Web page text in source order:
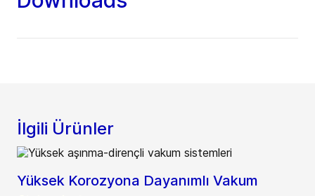
İlgili Ürünler
Yüksek Korozyona Dayanımlı Vakum